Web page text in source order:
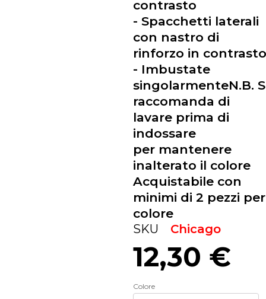
contrasto
- Spacchetti laterali
con nastro di
rinforzo in contrasto
- Imbustate
singolarmenteN.B.
raccomanda di
lavare prima di
indossare
per mantenere
inalterato il colore
Acquistabile con
minimi di 2 pezzi per
colore
SKU Chicago
12,30 €
Colore